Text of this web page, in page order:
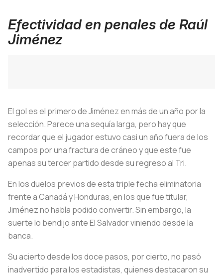
Efectividad en penales de Raúl
Jiménez
El gol es el primero de Jiménez en más de un año por la
selección. Parece una sequía larga, pero hay que
recordar que el jugador estuvo casi un año fuera de los
campos por una fractura de cráneo y que este fue
apenas su tercer partido desde su regreso al Tri.
En los duelos previos de esta triple fecha eliminatoria
frente a Canadá y Honduras, en los que fue titular,
Jiménez no había podido convertir. Sin embargo, la
suerte lo bendijo ante El Salvador viniendo desde la
banca.
Su acierto desde los doce pasos, por cierto, no pasó
inadvertido para los estadistas, quienes destacaron su